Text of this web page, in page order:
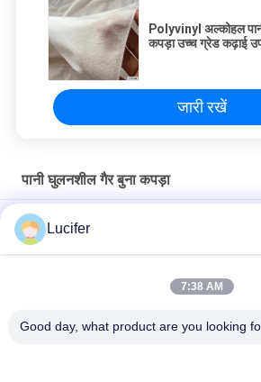
Polyvinyl अल्कोहल
कपड़ा उच्च ग्रेड कढ़ाई
जारी रखें
पानी घुलनशील गैर बुना कपड़ा
कढ़ाई के लिए पीवीए ठंडा पानी घुलनशील गैर बुना कपड़ा
उभरा हुआ ठंडा पानी घुलनशील कपड़ा, 100% पीवीए
30 फीट पानी घुलनशील गैर बुना कपड़ा / कपड़ा फीता
Lucifer
7:38 AM
Good day, what product are you looking